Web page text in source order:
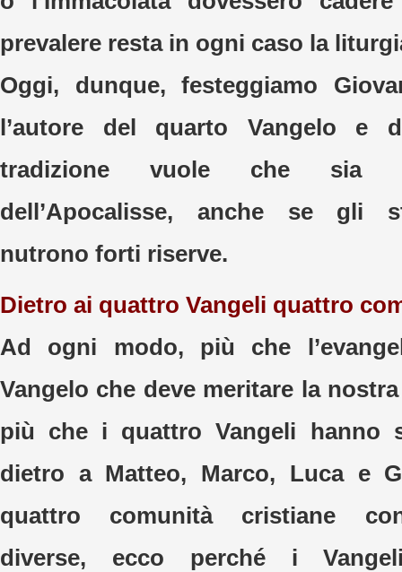
prevalere resta in ogni caso la
Oggi, dunque, festeggiamo
l’autore del quarto Vangelo e
tradizione vuole che sia
dell’Apocalisse, anche se gli
nutrono forti riserve.
Dietro ai quattro Vangeli quattro
Ad ogni modo, più che
Vangelo che deve meritare la
più che i quattro Vangeli hanno
dietro a Matteo, Marco, Luca e
quattro comunità cristiane
diverse, ecco perché i